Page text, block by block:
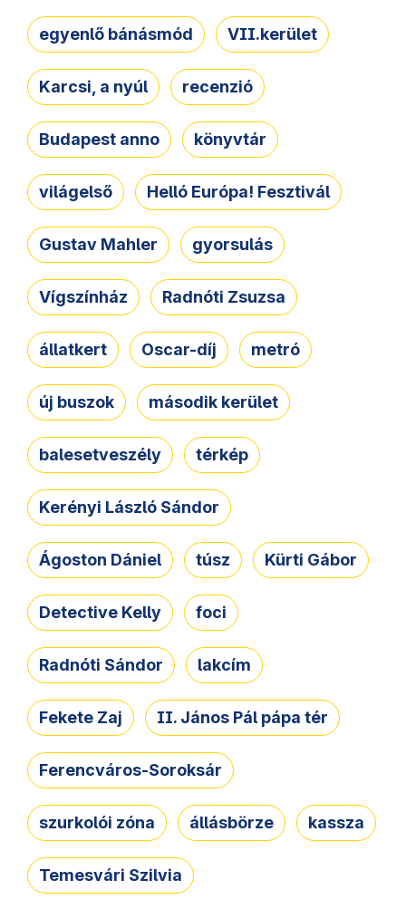
egyenlő bánásmód VII.kerület
Karcsi, a nyúl recenzió
Budapest anno könyvtár
világelső Helló Európa! Fesztivál
Gustav Mahler gyorsulás
Vígszínház Radnóti Zsuzsa
állatkert Oscar-díj metró
új buszok második kerület
balesetveszély térkép
Kerényi László Sándor
Ágoston Dániel túsz Kürti Gábor
Detective Kelly foci
Radnóti Sándor lakcím
Fekete Zaj II. János Pál pápa tér
Ferencváros-Soroksár
szurkolói zóna állásbörze kassza
Temesvári Szilvia